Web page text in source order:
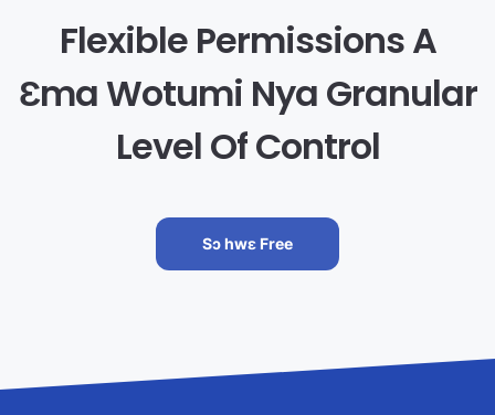
Flexible Permissions A
Ɛma Wotumi Nya Granular
Level Of Control
Sɔ hwɛ Free